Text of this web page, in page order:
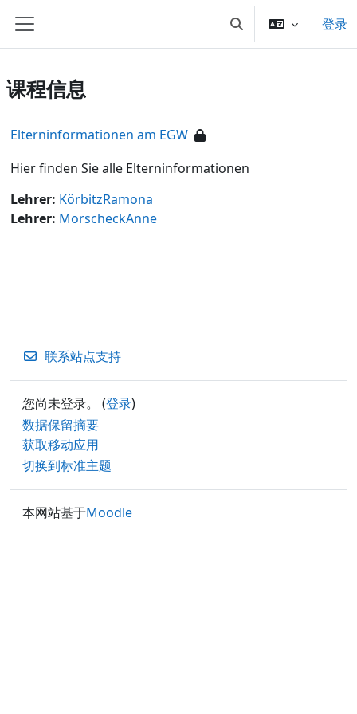
停靠面板 切换搜索输入 登录
课程信息
Elterninformationen am EGW
Hier finden Sie alle Elterninformationen
Lehrer: KörbitzRamona
Lehrer: MorscheckAnne
联系站点支持
您尚未登录。 (登录)
‎数据保留摘要‎
获取移动应用
切换到标准主题
本网站基于Moodle